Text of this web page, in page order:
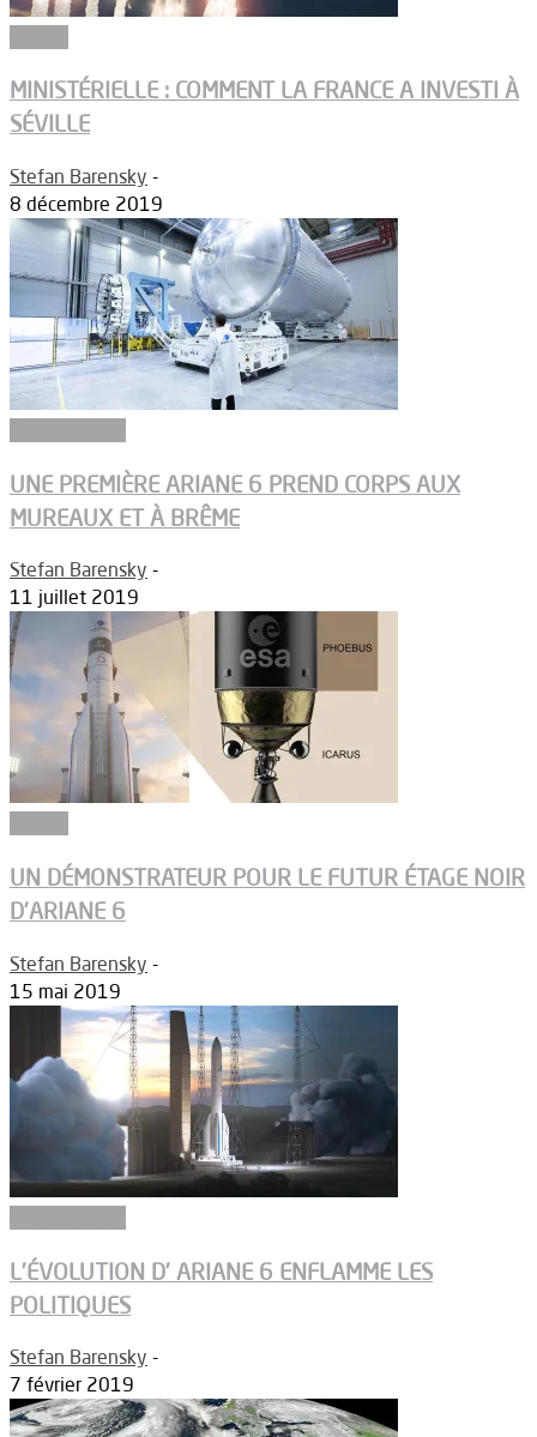
MINISTÉRIELLE : COMMENT LA FRANCE A INVESTI À
SÉVILLE
Stefan Barensky -
8 décembre 2019
UNE PREMIÈRE ARIANE 6 PREND CORPS AUX
MUREAUX ET À BRÊME
Stefan Barensky -
11 juillet 2019
UN DÉMONSTRATEUR POUR LE FUTUR ÉTAGE NOIR
D’ARIANE 6
Stefan Barensky -
15 mai 2019
L’ÉVOLUTION D’ ARIANE 6 ENFLAMME LES
POLITIQUES
Stefan Barensky -
7 février 2019